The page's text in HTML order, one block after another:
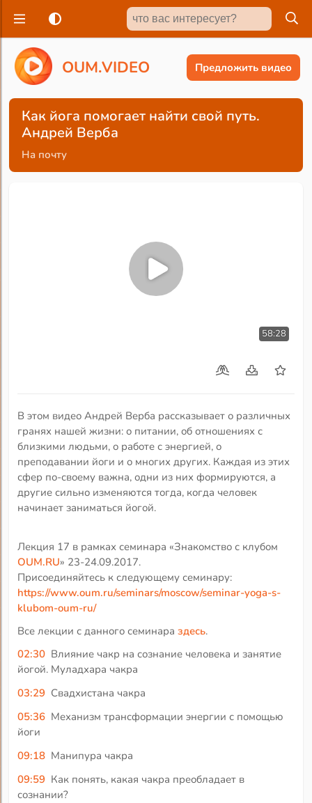
OUM.VIDEO Предложить видео
Как йога помогает найти свой путь.
Андрей Верба
На почту
58:28
В этом видео Андрей Верба рассказывает о различных
гранях нашей жизни: о питании, об отношениях с
близкими людьми, о работе с энергией, о
преподавании йоги и о многих других. Каждая из этих
сфер по-своему важна, одни из них формируются, а
другие сильно изменяются тогда, когда человек
начинает заниматься йогой.
Лекция 17 в рамках семинара «Знакомство с клубом
OUM.RU» 23-24.09.2017.
Присоединяйтесь к следующему семинару:
https://www.oum.ru/seminars/moscow/seminar-yoga-s-
klubom-oum-ru/
Все лекции с данного семинараздесь.
02:30 Влияние чакр на сознание человека и занятие
йогой. Муладхара чакра
03:29 Свадхистана чакра
05:36 Механизм трансформации энергии с помощью
йоги
09:18 Манипура чакра
09:59 Как понять, какая чакра преобладает в
сознании?